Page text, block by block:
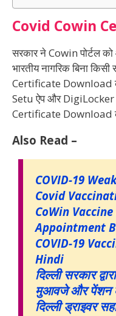
Covid Cowin
सरकार ने Cowin पोर्टल
भारतीय नागरिक बिना
Certificate Download
Setu ऐप और DigiLocker
Certificate Download
Also Read –
COVID-19
Covid
CoWin
Appointment
COVID-19
Hindi
दिल्ली सरकार
मुआवजे और पेंशन
दिल्ली ड्राइवर